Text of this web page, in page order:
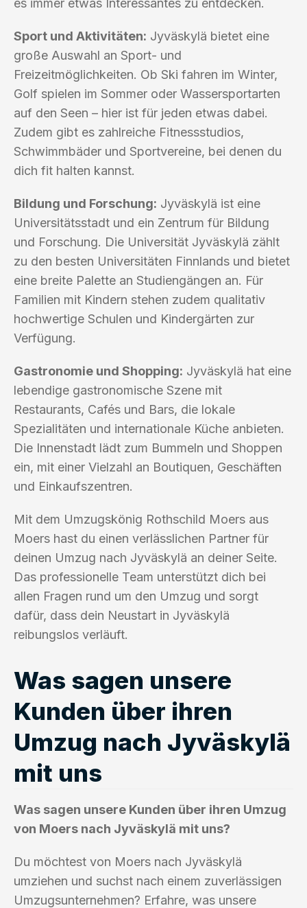
es immer etwas Interessantes zu entdecken.
Sport und Aktivitäten: Jyväskylä bietet eine
große Auswahl an Sport- und
Freizeitmöglichkeiten. Ob Ski fahren im Winter,
Golf spielen im Sommer oder Wassersportarten
auf den Seen – hier ist für jeden etwas dabei.
Zudem gibt es zahlreiche Fitnessstudios,
Schwimmbäder und Sportvereine, bei denen du
dich fit halten kannst.
Bildung und Forschung: Jyväskylä ist eine
Universitätsstadt und ein Zentrum für Bildung
und Forschung. Die Universität Jyväskylä zählt
zu den besten Universitäten Finnlands und bietet
eine breite Palette an Studiengängen an. Für
Familien mit Kindern stehen zudem qualitativ
hochwertige Schulen und Kindergärten zur
Verfügung.
Gastronomie und Shopping: Jyväskylä hat eine
lebendige gastronomische Szene mit
Restaurants, Cafés und Bars, die lokale
Spezialitäten und internationale Küche anbieten.
Die Innenstadt lädt zum Bummeln und Shoppen
ein, mit einer Vielzahl an Boutiquen, Geschäften
und Einkaufszentren.
Mit dem Umzugskönig Rothschild Moers aus
Moers hast du einen verlässlichen Partner für
deinen Umzug nach Jyväskylä an deiner Seite.
Das professionelle Team unterstützt dich bei
allen Fragen rund um den Umzug und sorgt
dafür, dass dein Neustart in Jyväskylä
reibungslos verläuft.
Was sagen unsere
Kunden über ihren
Umzug nach Jyväskylä
mit uns
Was sagen unsere Kunden über ihren Umzug
von Moers nach Jyväskylä mit uns?
Du möchtest von Moers nach Jyväskylä
umziehen und suchst nach einem zuverlässigen
Umzugsunternehmen? Erfahre, was unsere